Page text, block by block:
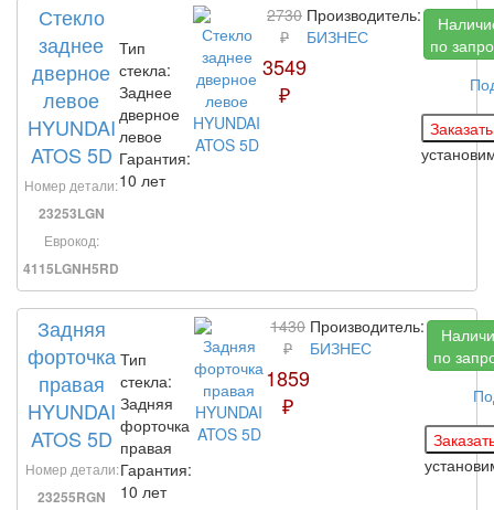
Стекло
заднее
дверное
левое
HYUNDAI
ATOS 5D
Номер детали:
23253LGN
Еврокод:
4115LGNH5RD
Тип
стекла:
Заднее
дверное
левое
Гарантия:
10 лет
2730
₽
3549
₽
Производитель:
БИЗНЕС
по
Задняя
форточка
правая
HYUNDAI
ATOS 5D
Номер детали:
23255RGN
Тип
стекла:
Задняя
форточка
правая
Гарантия:
10 лет
1430
₽
1859
₽
Производитель:
БИЗНЕС
по